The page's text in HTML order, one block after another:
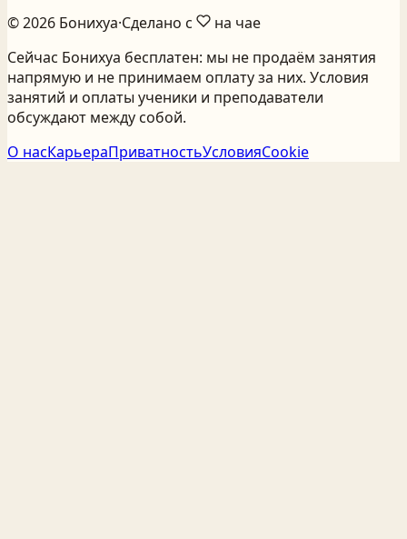
©2026 Бонихуа·Сделано с
на чае
Сейчас Бонихуа бесплатен: мы не продаём занятия
напрямую и не принимаем оплату за них. Условия
занятий и оплаты ученики и преподаватели
обсуждают между собой.
О насКарьераПриватностьУсловияCookie